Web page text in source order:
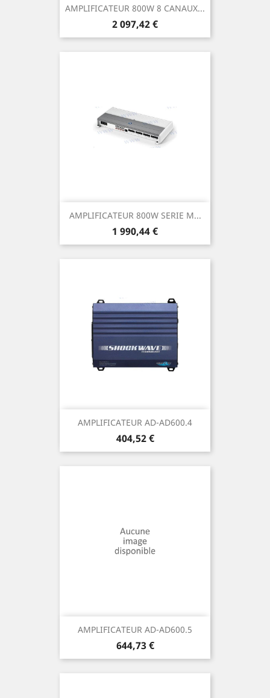
AMPLIFICATEUR 800W 8 CANAUX...
Prix
2 097,42 €
AMPLIFICATEUR 800W SERIE M...
Prix
1 990,44 €
AMPLIFICATEUR AD-AD600.4
Prix
404,52 €
AMPLIFICATEUR AD-AD600.5
Prix
644,73 €